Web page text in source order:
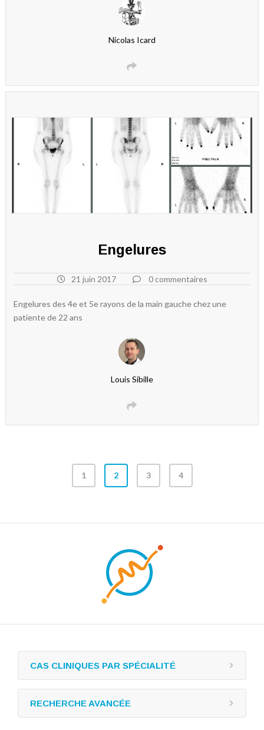
Nicolas Icard
Engelures
21 juin 2017 0 commentaires
Engelures des 4e et 5e rayons de la main gauche chez une
patiente de 22 ans
Louis Sibille
1 2 3 4
CAS CLINIQUES PAR SPÉCIALITÉ
RECHERCHE AVANCÉE